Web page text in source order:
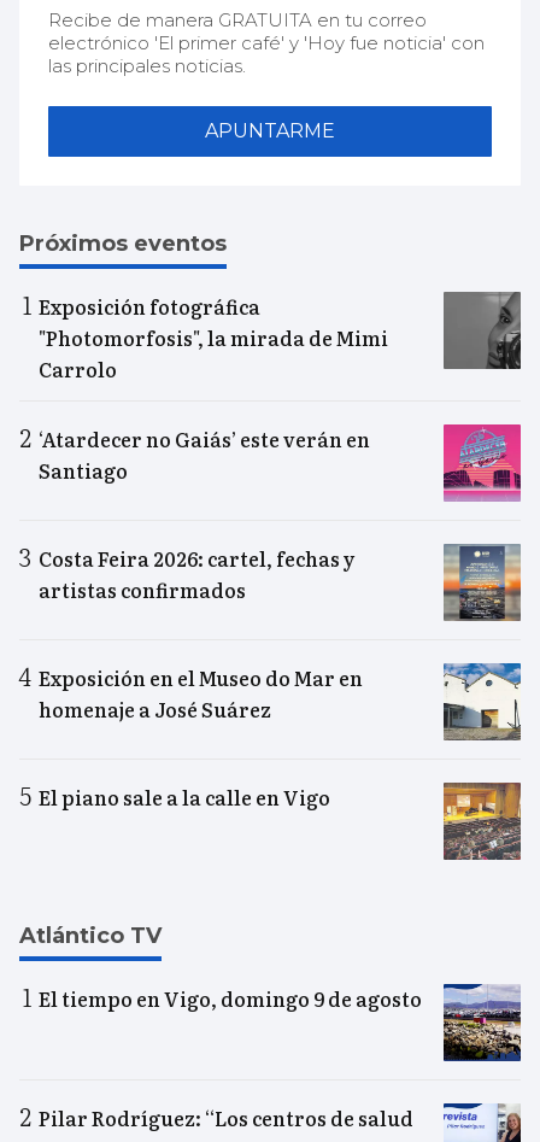
Recibe de manera GRATUITA en tu correo
electrónico 'El primer café' y 'Hoy fue noticia' con
las principales noticias.
APUNTARME
Próximos eventos
Exposición fotográfica
"Photomorfosis", la mirada de Mimi
Carrolo
‘Atardecer no Gaiás’ este verán en
Santiago
Costa Feira 2026: cartel, fechas y
artistas confirmados
Exposición en el Museo do Mar en
homenaje a José Suárez
El piano sale a la calle en Vigo
Atlántico TV
El tiempo en Vigo, domingo 9 de agosto
Pilar Rodríguez: “Los centros de salud